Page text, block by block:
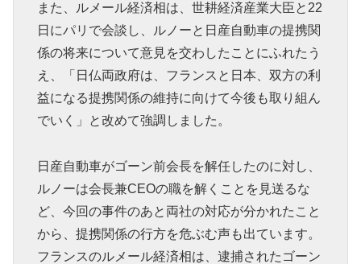
また、ルメール経済相は、世耕経済産業大臣と22
日にパリで会談し、ルノーと日産自動車の提携関
係の将来について意見を交わしたことにふれたう
え、「日仏両政府は、フランスと日本、双方の利
益になる提携関係の維持に向けて今後も取り組ん
でいく」と改めて強調しました。
日産自動車がゴーン前会長を解任したのに対し、
ルノーは会長兼CEOの職を解くことを見送るな
ど、今回の事件のあと両社の対応が分かれたこと
から、提携関係の行方を危ぶむ声も出ています。
フランスのルメール経済相は、逮捕されたゴーン